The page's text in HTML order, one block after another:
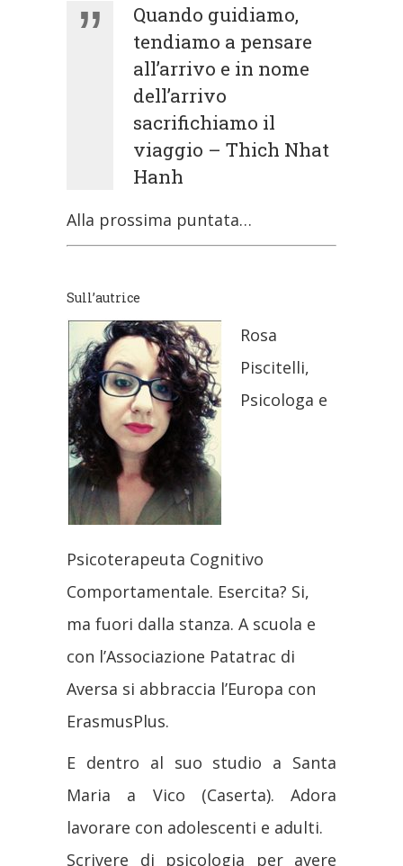
Quando guidiamo,
tendiamo a pensare
all’arrivo e in nome
dell’arrivo
sacrifichiamo il
viaggio – Thich Nhat
Hanh
Alla prossima puntata…
Sull’autrice
Rosa
Piscitelli,
Psicologa e
Psicoterapeuta Cognitivo
Comportamentale. Esercita? Si,
ma fuori dalla stanza. A scuola e
con l’Associazione Patatrac di
Aversa si abbraccia l’Europa con
ErasmusPlus.
E dentro al suo studio a Santa
Maria a Vico (Caserta). Adora
lavorare con adolescenti e adulti.
Scrivere di psicologia per avere